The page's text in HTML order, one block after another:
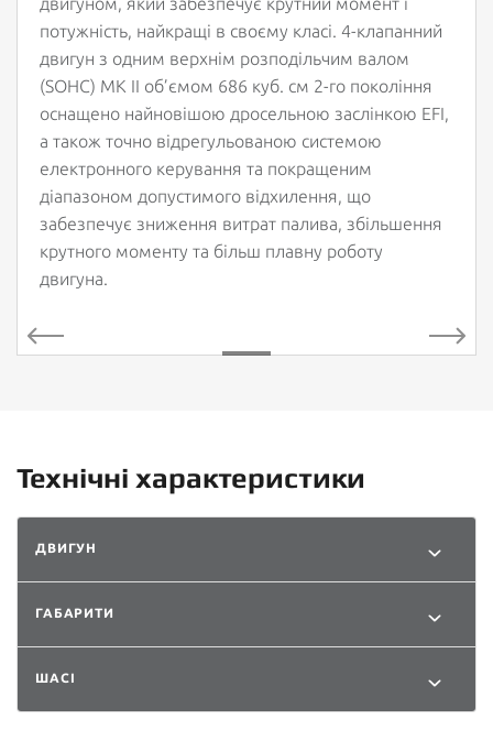
потужність, найкращі в своєму класі. 4-клапанний
двигун з одним верхнім розподільчим валом
(SOHC) MK II об’ємом 686 куб. см 2-го покоління
оснащено найновішою дросельною заслінкою EFI,
а також точно відрегульованою системою
електронного керування та покращеним
діапазоном допустимого відхилення, що
забезпечує зниження витрат палива, збільшення
крутного моменту та більш плавну роботу
двигуна.
Технічні характеристики
ДВИГУН
ГАБАРИТИ
ШАСІ